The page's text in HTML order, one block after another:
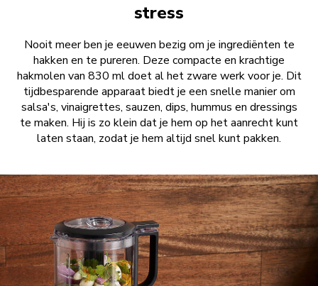
stress
Nooit meer ben je eeuwen bezig om je ingrediënten te
hakken en te pureren. Deze compacte en krachtige
hakmolen van 830 ml doet al het zware werk voor je. Dit
tijdbesparende apparaat biedt je een snelle manier om
salsa's, vinaigrettes, sauzen, dips, hummus en dressings
te maken. Hij is zo klein dat je hem op het aanrecht kunt
laten staan, zodat je hem altijd snel kunt pakken.